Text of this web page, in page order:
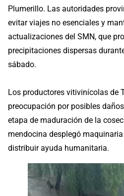
Plumerillo. Las autoridades
evitar viajes no esenciales y
actualizaciones del SMN, que
precipitaciones dispersas
sábado.
Los productores vitivinícolas de
preocupación por posibles
etapa de maduración de la
mendocina desplegó
distribuir ayuda humanitaria.